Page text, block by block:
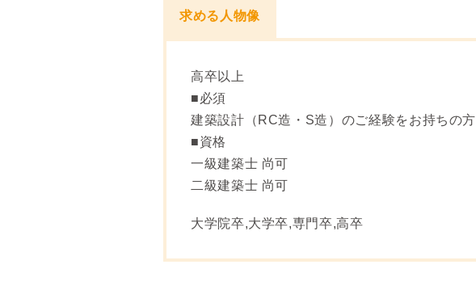
求める人物像
高卒以上
■必須
建築設計（RC造・S造）のご経験をお持ちの方
■資格
一級建築士 尚可
二級建築士 尚可
大学院卒,大学卒,専門卒,高卒